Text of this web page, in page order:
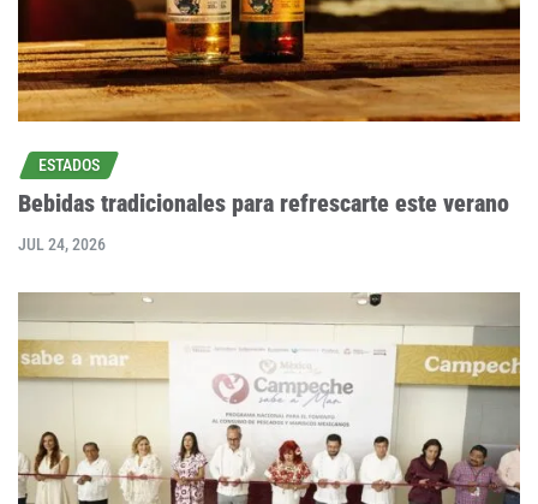
ESTADOS
Bebidas tradicionales para refrescarte este verano
JUL 24, 2026